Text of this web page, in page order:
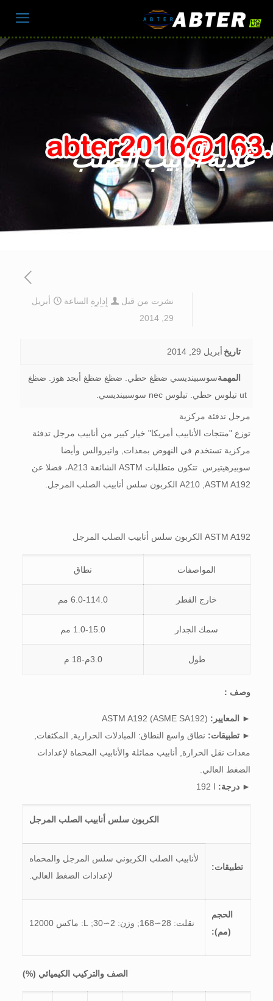
غلاية أنابيب الصلب
نشرت من قبل إدارة الساعة
أبريل
29, 2014
تاريخ أبريل 29, 2014
المهمةسوسبينديسي ضظغ حطي. ضظغ ضظغ أبجد هوز. ضظغ
ut تيلوس حطي. تيلوس nec سوسبينديسي.
مرجل تدفئة مركزية
توزع "منتجات الأنابيب أمريكا" خيار كبير من أنابيب مرجل تدفئة
مركزية تستخدم في النهوض بمعدات, واتيروالس وأيضا
سوبيرهيتيرس. تتكون متطلبات ASTM الشائعة A213، فضلا عن
A210 ,ASTM A192 الكربون سلس أنابيب الصلب المرجل.
ASTM A192 الكربون سلس أنابيب الصلب المرجل
المواصفات نطاق
خارج القطر 6.0-114.0 مم
سمك الجدار 1.0-15.0 مم
طول 3.0م-18 م
وصف：
► المعايير:
► تطبيقات: نطاق واسع النطاق: المبادلات الحرارية, المكثفات,
معدات نقل الحرارة, أنابيب مماثلة والأنابيب المحماة لإعدادات
الضغط العالي.
► درجة: ا 192
الكربون سلس أنابيب الصلب المرجل
تطبيقات:
لأنابيب الصلب الكربوني سلس المرجل والمحماه
لإعدادات الضغط العالي.
الحجم
(مم):
نقلت: 28∼168; وزن: 2∼30; L: ماكس 12000
الصف والتركيب الكيميائي (%)